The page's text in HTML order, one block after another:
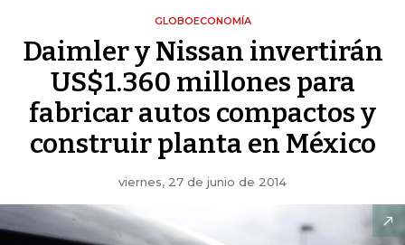
GLOBOECONOMÍA
Daimler y Nissan invertirán
US$1.360 millones para
fabricar autos compactos y
construir planta en México
viernes, 27 de junio de 2014